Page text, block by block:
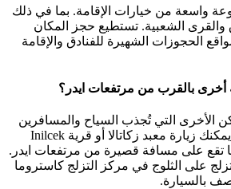
واسعة من خيارات الإقامة. بما في ذلك
والقرى الشعبية. تستطيع حجز المكان
الحجوزات الشهيرة للفنادق والإقامة
أخرى بالقرب من مرتفعات ايدر؟
الأخرى التي تُجذب السياح والمسافرين
الذين يزورون المنطقة. يمكنك زيارة معبد زكاتالا أو قرية Inilcek
تقع على مسافة قصيرة من مرتفعات ايدر.
على الثلوج في مركز التزلج كاستروما
بالسيارة.